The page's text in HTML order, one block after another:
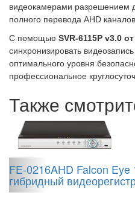
видеокамерами разрешением
полного перевода AHD
С помощью SVR-6115P v3.0
синхронизировать
оптимального уровня
профессиональное
Также
FE-0216AHD Falcon Eye
гибридный